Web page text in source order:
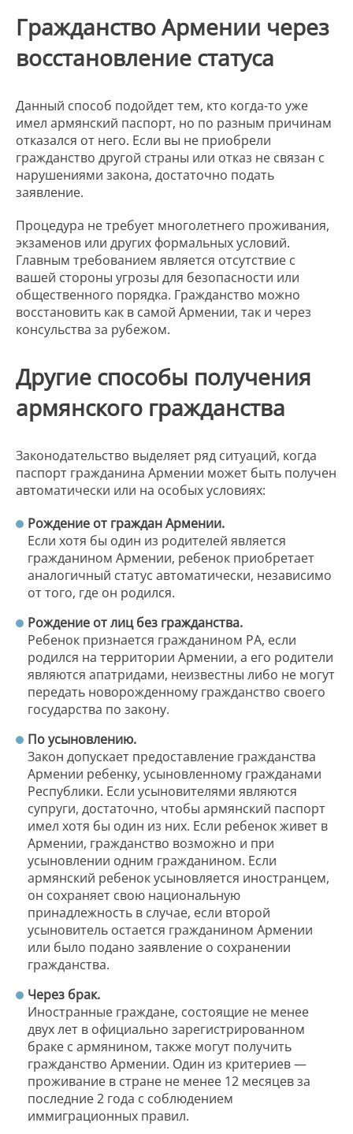
Гражданство Армении через
восстановление статуса
Данный способ подойдет тем, кто когда-то уже
имел армянский паспорт, но по разным причинам
отказался от него. Если вы не приобрели
гражданство другой страны или отказ не связан с
нарушениями закона, достаточно подать
заявление.
Процедура не требует многолетнего проживания,
экзаменов или других формальных условий.
Главным требованием является отсутствие с
вашей стороны угрозы для безопасности или
общественного порядка. Гражданство можно
восстановить как в самой Армении, так и через
консульства за рубежом.
Другие способы получения
армянского гражданства
Законодательство выделяет ряд ситуаций, когда
паспорт гражданина Армении может быть получен
автоматически или на особых условиях:
Рождение от граждан Армении.
Если хотя бы один из родителей является
гражданином Армении, ребенок приобретает
аналогичный статус автоматически, независимо
от того, где он родился.
Рождение от лиц без гражданства.
Ребенок признается гражданином РА, если
родился на территории Армении, а его родители
являются апатридами, неизвестны либо не могут
передать новорожденному гражданство своего
государства по закону.
По усыновлению.
Закон допускает предоставление гражданства
Армении ребенку, усыновленному гражданами
Республики. Если усыновителями являются
супруги, достаточно, чтобы армянский паспорт
имел хотя бы один из них. Если ребенок живет в
Армении, гражданство возможно и при
усыновлении одним гражданином. Если
армянский ребенок усыновляется иностранцем,
он сохраняет свою национальную
принадлежность в случае, если второй
усыновитель остается гражданином Армении
или было подано заявление о сохранении
гражданства.
Через брак.
Иностранные граждане, состоящие не менее
двух лет в официально зарегистрированном
браке с армянином, также могут получить
гражданство Армении. Один из критериев —
проживание в стране не менее 12 месяцев за
последние 2 года с соблюдением
иммиграционных правил.